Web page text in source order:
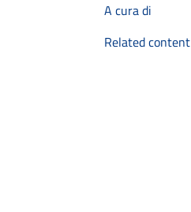
A cura di
Related content